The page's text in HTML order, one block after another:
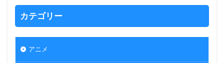
カテゴリー
アニメ